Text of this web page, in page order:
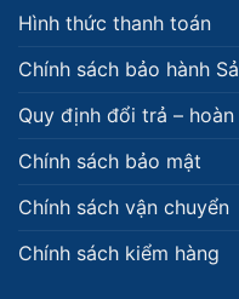
Hình thức thanh toán
Chính sách bảo hành
Quy định đổi trả –
Chính sách bảo mật
Chính sách vận chuyển
Chính sách kiểm hàng